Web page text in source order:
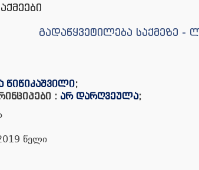
გადაწყვეტილება საქმეზე -
წიწიკაშვილი;
: არ დარღვეულა;
წელი